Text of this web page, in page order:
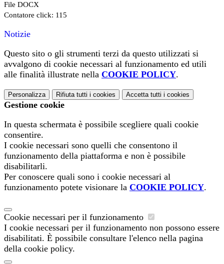
File DOCX
Contatore click: 115
Notizie
Questo sito o gli strumenti terzi da questo utilizzati si
avvalgono di cookie necessari al funzionamento ed utili
alle finalità illustrate nella COOKIE POLICY.
Personalizza Rifiuta tutti i cookies Accetta tutti i cookies
Gestione cookie
In questa schermata è possibile scegliere quali cookie
consentire.
I cookie necessari sono quelli che consentono il
funzionamento della piattaforma e non è possibile
disabilitarli.
Per conoscere quali sono i cookie necessari al
funzionamento potete visionare la COOKIE POLICY.
Cookie necessari per il funzionamento
I cookie necessari per il funzionamento non possono essere
disabilitati. È possibile consultare l'elenco nella pagina
della cookie policy.